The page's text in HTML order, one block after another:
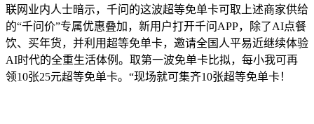
联网业内人士暗示，千问的这波超等免单卡可取上述商家供给
的“千问价”专属优惠叠加，新用户打开千问APP，除了AI点餐
饮、买年货，并利用超等免单卡，邀请全国人平易近继续体验
AI时代的全重生活体例。取第一波免单卡比拟，每小我可再
领10张25元超等免单卡。“现场就可集齐10张超等免单卡！